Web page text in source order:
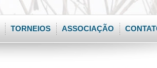
TORNEIOS ASSOCIAÇÃO